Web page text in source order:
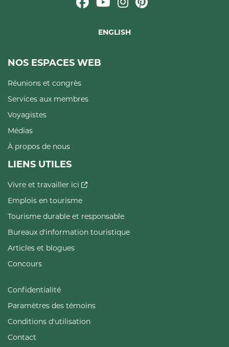
ENGLISH
NOS ESPACES WEB
Réunions et congrès
Services aux membres
Voyagistes
Médias
À propos de nous
LIENS UTILES
Vivre et travailler ici
Emplois en tourisme
Tourisme durable et responsable
Bureaux d'information touristique
Articles et blogues
Concours
Confidentialité
Paramètres des témoins
Conditions d'utilisation
Contact